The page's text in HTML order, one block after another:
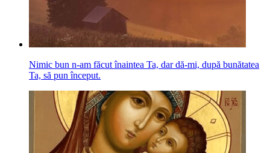
Nimic bun n-am făcut înaintea Ta, dar dă-mi, după bunătatea
Ta, să pun început.